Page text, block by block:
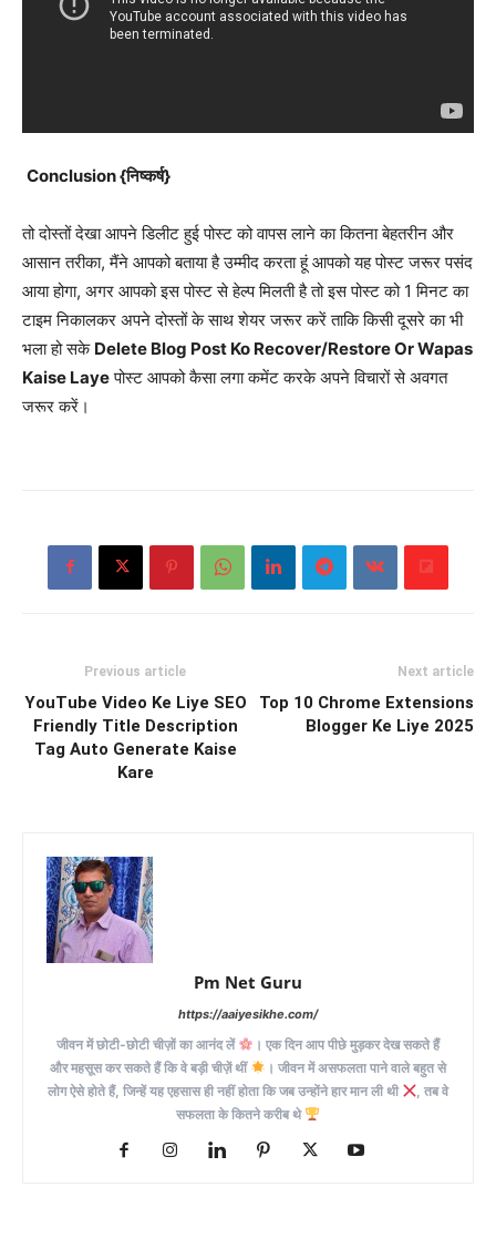
Conclusion {निष्कर्ष}
तो दोस्तों देखा आपने डिलीट हुई पोस्ट को वापस लाने का कितना बेहतरीन और
आसान तरीका, मैंने आपको बताया है उम्मीद करता हूं आपको यह पोस्ट जरूर पसंद
आया होगा, अगर आपको इस पोस्ट से हेल्प मिलती है तो इस पोस्ट को 1 मिनट का
टाइम निकालकर अपने दोस्तों के साथ शेयर जरूर करें ताकि किसी दूसरे का भी
भला हो सके Delete Blog Post Ko Recover/Restore Or Wapas
Kaise Layeपोस्ट आपको कैसा लगा कमेंट करके अपने विचारों से अवगत
जरूर करें।
Previous article
YouTube Video Ke Liye SEO
Friendly Title Description
Tag Auto Generate Kaise
Kare
Next article
Top 10 Chrome Extensions
Blogger Ke Liye 2025
Pm Net Guru
https://aaiyesikhe.com/
जीवन में छोटी-छोटी चीज़ों का आनंद लें
। एक दिन आप पीछे मुड़कर देख सकते हैं
और महसूस कर सकते हैं कि वे बड़ी चीज़ें थीं
। जीवन में असफलता पाने वाले बहुत से
लोग ऐसे होते हैं, जिन्हें यह एहसास ही नहीं होता कि जब उन्होंने हार मान ली थी
, तब वे
सफलता के कितने करीब थे